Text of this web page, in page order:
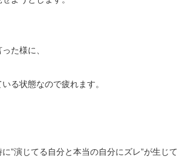
た様に、
る状態なので疲れます。
”演じてる自分と本当の自分にズレ”が生じて